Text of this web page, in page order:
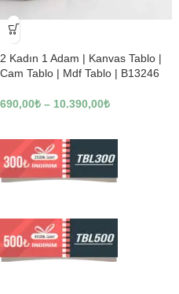
-23%
2 Kadın 1 Adam | Kanvas Tablo |
Cam Tablo | Mdf Tablo | B13246
690,00₺ – 10.390,00₺